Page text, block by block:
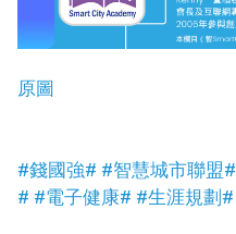
原圖
#錢國強# #智慧城市聯盟#
# #電子健康# #生涯規劃#